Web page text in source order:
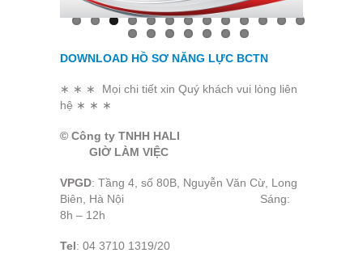
DOWNLOAD HỒ SƠ NĂNG LỰC BCTN
∗ ∗ ∗ Mọi chi tiết xin Quý khách vui lòng liên
hệ ∗ ∗ ∗
© Công ty TNHH HALI
GIỜ LÀM VIỆC
VPGD: Tầng 4, số 80B, Nguyễn Văn Cừ, Long
Biên, Hà Nội Sáng:
8h – 12h
Tel: 04 3710 1319/20